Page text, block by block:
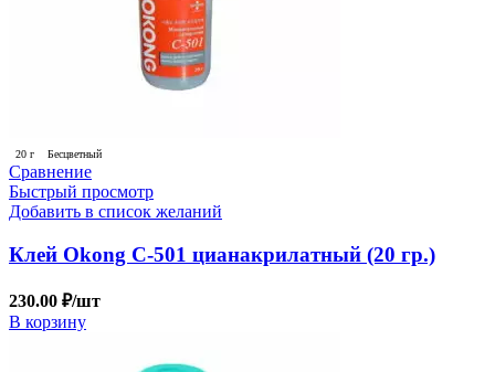
20 г Бесцветный
Сравнение
Быстрый просмотр
Добавить в список желаний
Клей Okong C-501 цианакрилатный (20 гр.)
230.00 ₽/шт
В корзину